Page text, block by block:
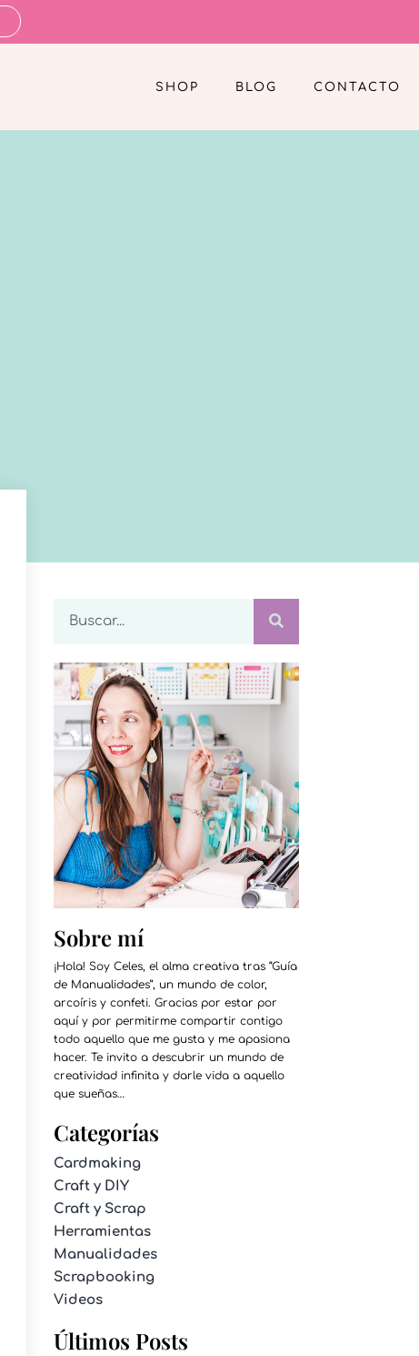
SHOP BLOG CONTACTO
Sobre mí
¡Hola! Soy Celes, el alma creativa tras “Guía
de Manualidades”, un mundo de color,
arcoíris y confeti. Gracias por estar por
aquí y por permitirme compartir contigo
todo aquello que me gusta y me apasiona
hacer. Te invito a descubrir un mundo de
creatividad infinita y darle vida a aquello
que sueñas…
Categorías
Cardmaking
Craft y DIY
Craft y Scrap
Herramientas
Manualidades
Scrapbooking
Videos
Últimos Posts